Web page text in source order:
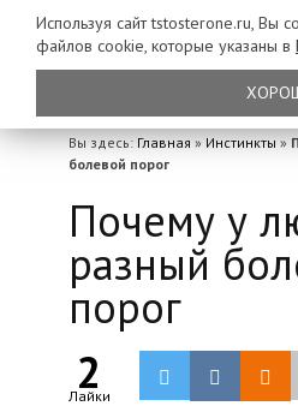
Вы здесь: Главная » Инстинкты »
болевой порог
Почему у
разный
порог
2
Лайки
Используя сайт tstosterone.ru, Вы
файлов cookie, которые указаны в